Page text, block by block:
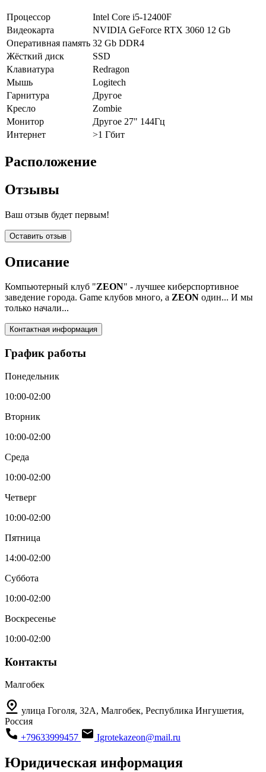
Процессор
Intel Core i5-12400F
Видеокарта
NVIDIA GeForce RTX 3060 12 Gb
Оперативная память 32 Gb DDR4
Жёсткий диск
SSD
Клавиатура
Redragon
Мышь
Logitech
Гарнитура
Другое
Кресло
Zombie
Монитор
Другое 27" 144Гц
Интернет
>1 Гбит
Расположение
Отзывы
Ваш отзыв будет первым!
Оставить отзыв
Описание
Компьютерный клуб "ZEON" - лучшее киберспортивное
заведение города. Game клубов много, а ZEON один... И мы
только начали...
Контактная информация
График работы
Понедельник
10:00-02:00
Вторник
10:00-02:00
Среда
10:00-02:00
Четверг
10:00-02:00
Пятница
14:00-02:00
Суббота
10:00-02:00
Воскресенье
10:00-02:00
Контакты
Малгобек
улица Гоголя, 32А, Малгобек, Республика Ингушетия,
Россия
+79633999457
Igrotekazeon@mail.ru
Юридическая информация